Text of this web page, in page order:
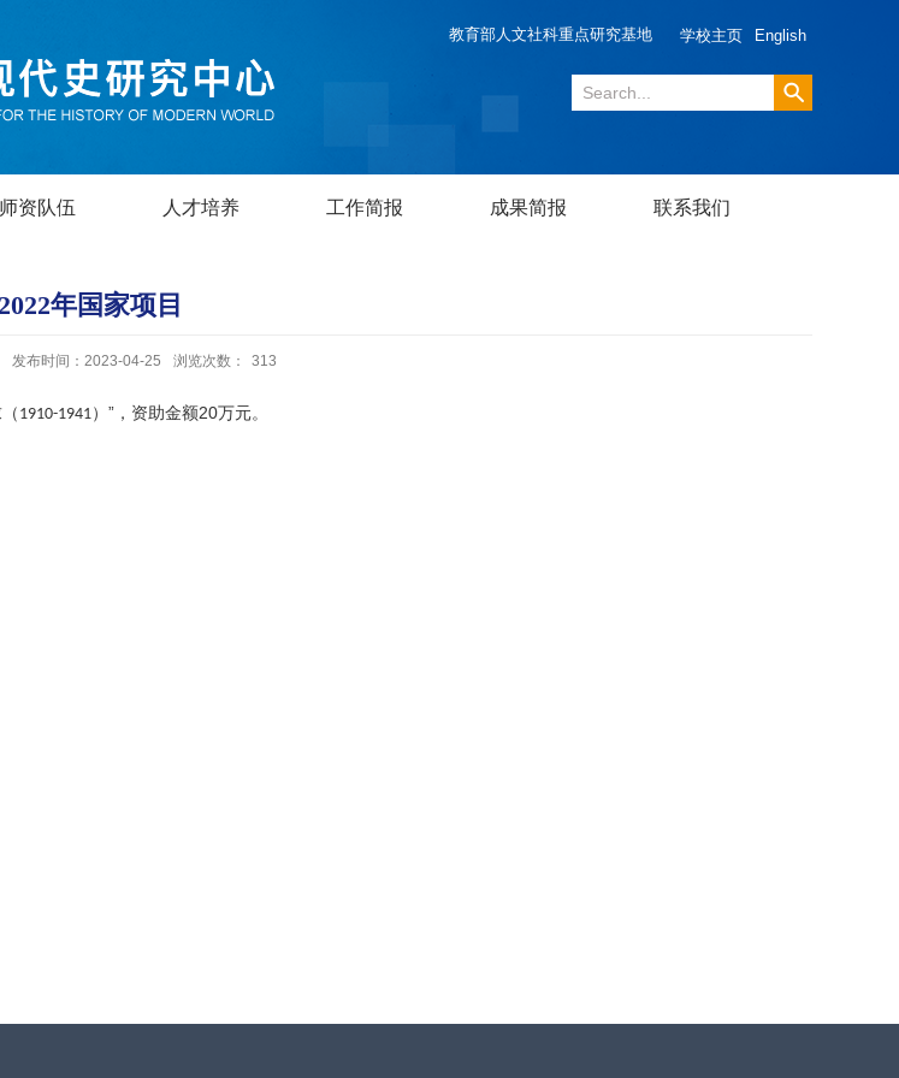
教育部人文社科重点研究基地 学校主页 English
师资队伍 人才培养 工作简报 成果简报 联系我们
2022年国家项目
发布时间：2023-04-25 浏览次数： 313
1910-1941）”，资助金额20万元。